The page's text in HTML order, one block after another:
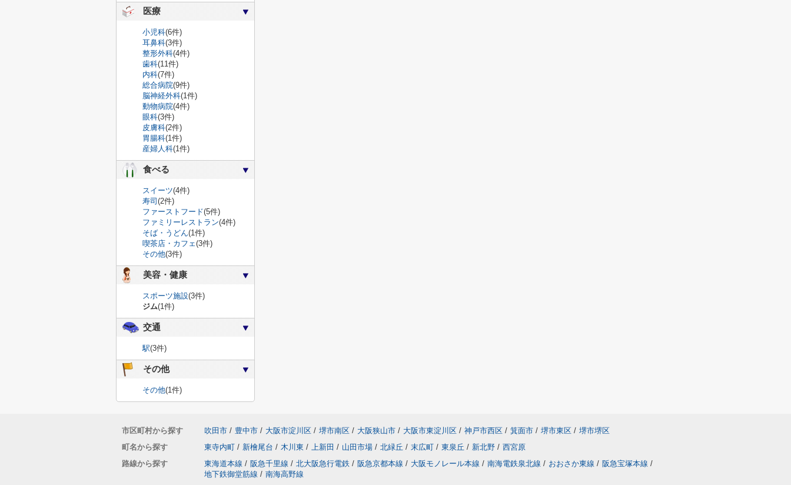
医療
小児科(6件)
耳鼻科(3件)
整形外科(4件)
歯科(11件)
内科(7件)
総合病院(9件)
脳神経外科(1件)
動物病院(4件)
眼科(3件)
皮膚科(2件)
胃腸科(1件)
産婦人科(1件)
食べる
スイーツ(4件)
寿司 (2件)
ファーストフード(5件)
ファミリーレストラン(4件)
そば・うどん(1件)
喫茶店・カフェ(3件)
その他(3件)
美容・健康
スポーツ施設(3件)
ジム(1件)
交通
駅(3件)
その他
その他(1件)
市区町村から探す 吹田市 / 豊中市 / 大阪市淀川区 / 堺市南区 / 大阪狭山市 / 大阪市東淀川区 / 神戸市西区 / 箕面市 / 堺市東区 / 堺市堺区
町名から探す
東寺内町 / 新檜尾台 / 木川東 / 上新田 / 山田市場 / 北緑丘 / 末広町 / 東泉丘 / 新北野 / 西宮原
路線から探す
東海道本線 / 阪急千里線 / 北大阪急行電鉄 / 阪急京都本線 / 大阪モノレール本線 / 南海電鉄泉北線 / おおさか東線 / 阪急宝塚本線 /
地下鉄御堂筋線 / 南海高野線